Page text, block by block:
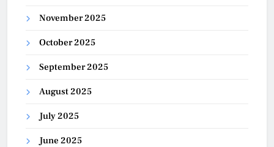
November 2025
October 2025
September 2025
August 2025
July 2025
June 2025